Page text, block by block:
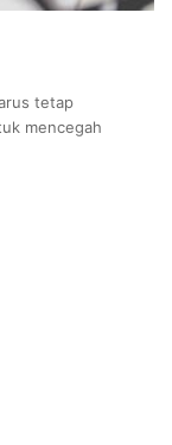
tetap
mencegah